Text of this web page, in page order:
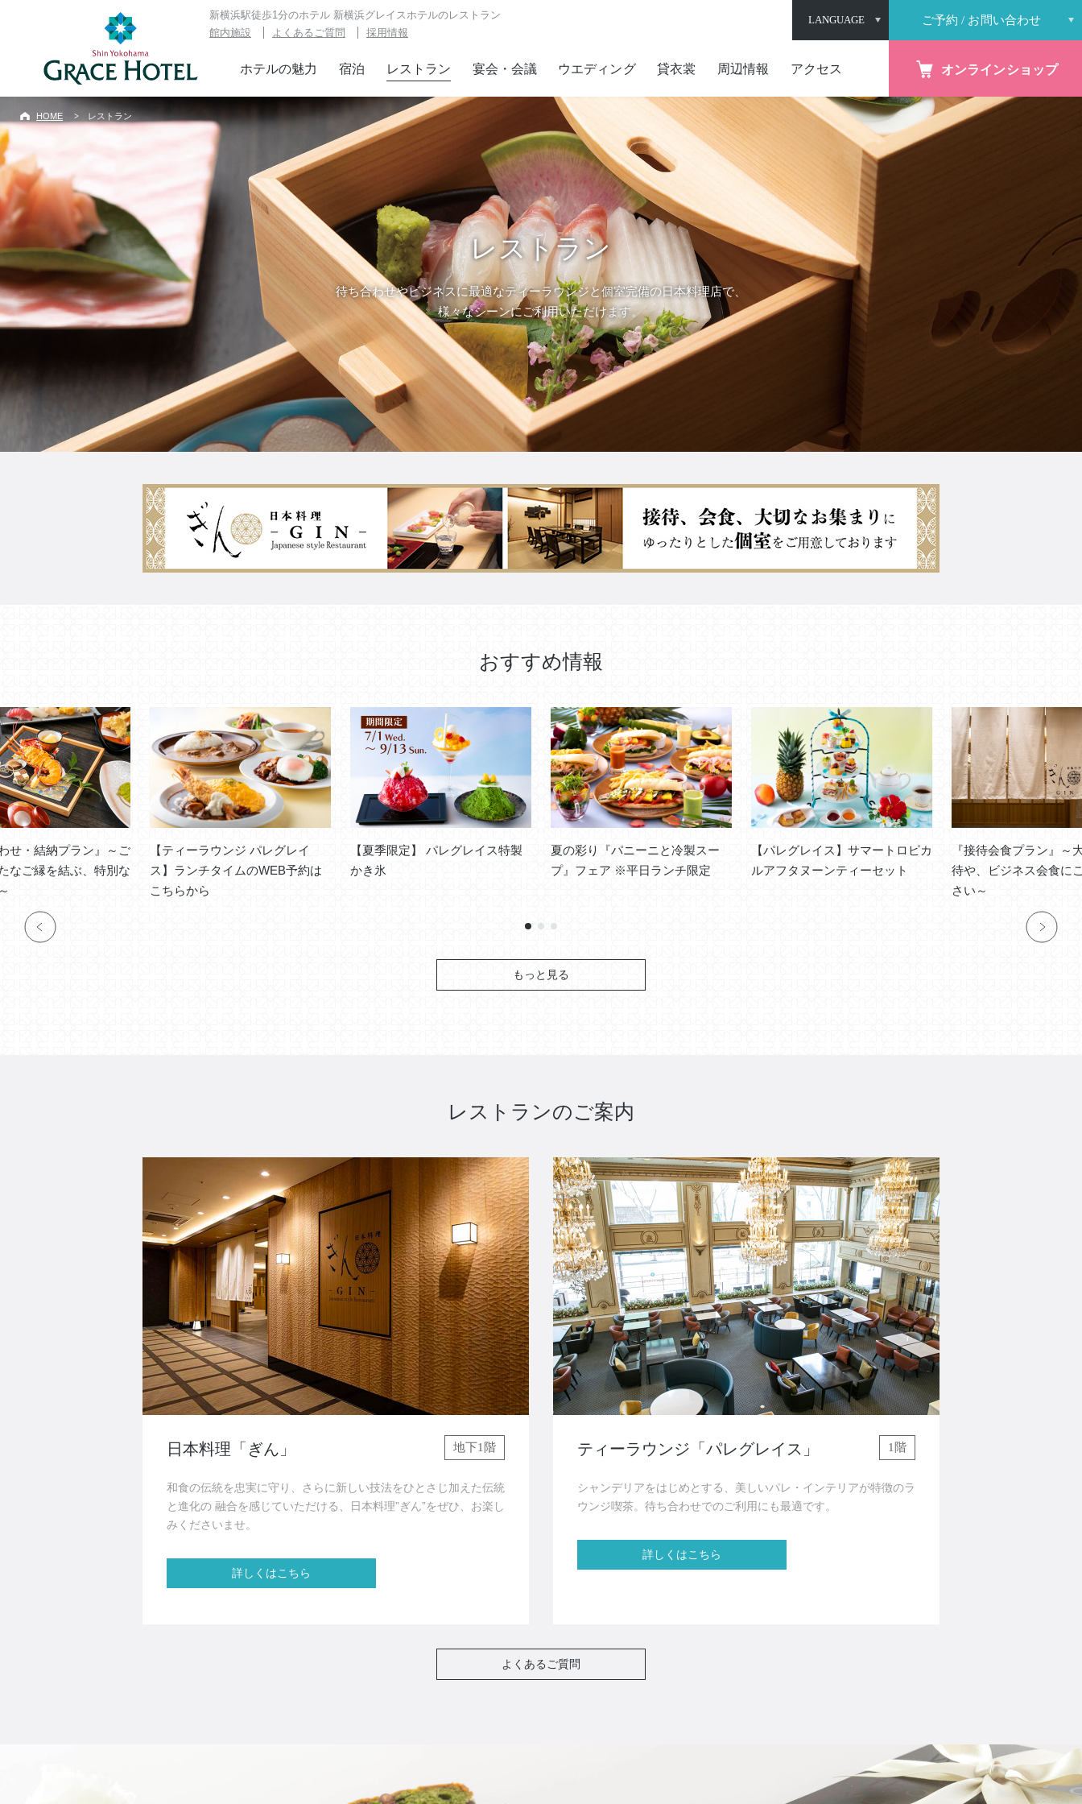
ホテルの魅力 宿泊 レストラン 宴会・会議 ウエディング 貸衣裳 周辺情報 アクセス
LANGUAGE ご予約 / お問い合わせ
新横浜駅徒歩1分のホテル 新横浜グレイスホテルのレストラン
館内施設
よくあるご質問 採用情報
オンラインショップ
HOME レストラン
レストラン
待ち合わせやビジネスに最適なティーラウンジと個室完備の日本料理店で、
様々なシーンにご利用いただけます。
おすすめ情報
せ・結納プラン』～ご
なご縁を結ぶ、特別な
き～
【ティーラウンジ パレグレイ
ス】ランチタイムのWEB予約は
こちらから
【夏季限定】 パレグレイス特製
かき氷
夏の彩り『パニーニと冷製スー
プ』フェア ※平日ランチ限定
【パレグレイス】サマートロピカ
ルアフタヌーンティーセット
『接待会食プラン』～
待や、ビジネス会食に
さい～
もっと見る
レストランのご案内
日本料理「ぎん」 地下1階
和食の伝統を忠実に守り、さらに新しい技法をひとさじ加えた伝統
と進化の 融合を感じていただける、日本料理”ぎん”をぜひ、お楽し
みくださいませ。
詳しくはこちら
ティーラウンジ 「パレグレイス」 1階
シャンデリアをはじめとする、美しいパレ・インテリアが特徴のラ
ウンジ喫茶。待ち合わせでのご利用にも最適です。
詳しくはこちら
よくあるご質問
レストランに関するお問い合わせ / ご予約
日本料理「ぎん」
Tel. 045-474-5861
11:00 ～ 20:00
詳しくはこちら
お問い合わせフォーム
ご予約
ティーラウンジ「パレグレイス」
Tel.045-474-9511
受付時間： 10:00 ～ 18:00
詳しくはこちら
お問い合わせフォーム
閉じる